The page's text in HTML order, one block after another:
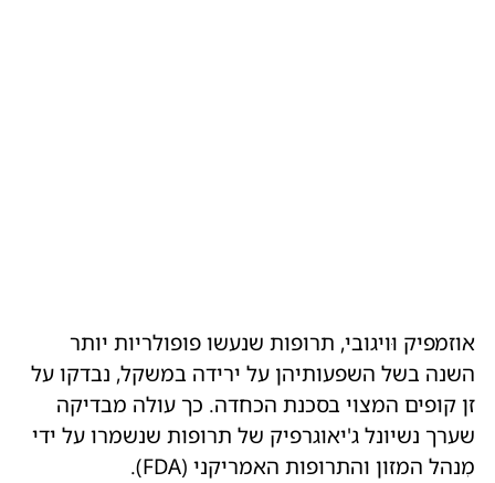
אוזמפיק וּויגובי, תרופות שנעשו פופולריות יותר
השנה בשל השפעותיהן על ירידה במשקל, נבדקו על
זן קופים המצוי בסכנת הכחדה. כך עולה מבדיקה
שערך נשיונל ג'יאוגרפיק של תרופות שנשמרו על ידי
מִנהל המזון והתרופות האמריקני (FDA).